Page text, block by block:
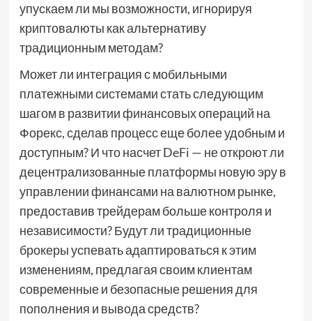
упускаем ли мы возможности, игнорируя
криптовалюты как альтернативу
традиционным методам?
Может ли интеграция с мобильными
платежными системами стать следующим
шагом в развитии финансовых операций на
Форекс, сделав процесс еще более удобным и
доступным? И что насчет DeFi — не откроют ли
децентрализованные платформы новую эру в
управлении финансами на валютном рынке,
предоставив трейдерам больше контроля и
независимости? Будут ли традиционные
брокеры успевать адаптироваться к этим
изменениям, предлагая своим клиентам
современные и безопасные решения для
пополнения и вывода средств?